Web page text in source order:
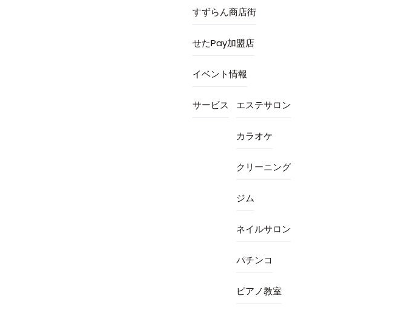
すずらん商店街
せたPay加盟店
イベント情報
サービス エステサロン
カラオケ
クリーニング
ジム
ネイルサロン
パチンコ
ピアノ教室